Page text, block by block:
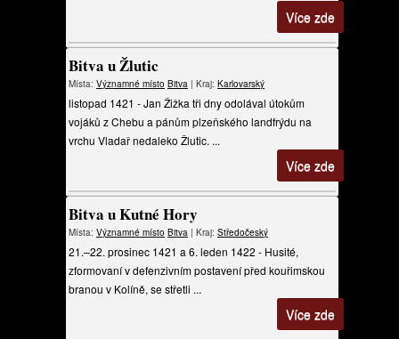
Více zde
Bitva u Žlutic
Místa: Významné místo Bitva | Kraj: Karlovarský
listopad 1421 - Jan Žižka tři dny odolával útokům
vojáků z Chebu a pánům plzeňského landfrýdu na
vrchu Vladař nedaleko Žlutic. ...
Více zde
Bitva u Kutné Hory
Místa: Významné místo Bitva | Kraj: Středočeský
21.–22. prosinec 1421 a 6. leden 1422 - Husité,
zformovaní v defenzivním postavení před kouřimskou
branou v Kolíně, se střetli ...
Více zde